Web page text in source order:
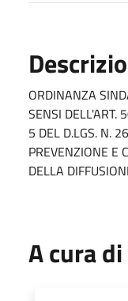
ORDINANZA
SENSI DELL'ART.
5 DEL D.LGS. N.
PREVENZIONE E
DELLA
A cura di